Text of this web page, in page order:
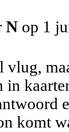
N op 1
in
komt